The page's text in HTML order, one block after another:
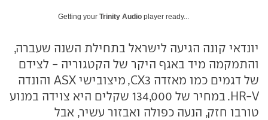
Getting your Trinity Audio player ready...
יונדאי קונה הגיעה לישראל בתחילת השנה שעברה,
והתמקמה מיד באגף היקר של הקטגוריה - לצידם
של דגמים כמו מאזדה CX3, מיצובישי ASX והונדה
HR-V. במחיר של 134,000 שקלים היא צוידה במנוע
טורבו חזק, הנעה כפולה ואבזור עשיר, אבל